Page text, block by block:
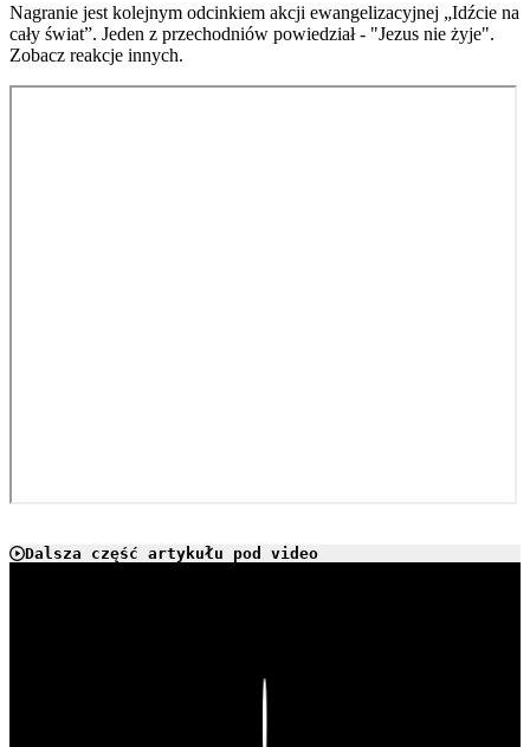
Nagranie jest kolejnym odcinkiem akcji ewangelizacyjnej „Idźcie na
cały świat”. Jeden z przechodniów powiedział - "Jezus nie żyje".
Zobacz reakcje innych.
Dalsza część artykułu pod video